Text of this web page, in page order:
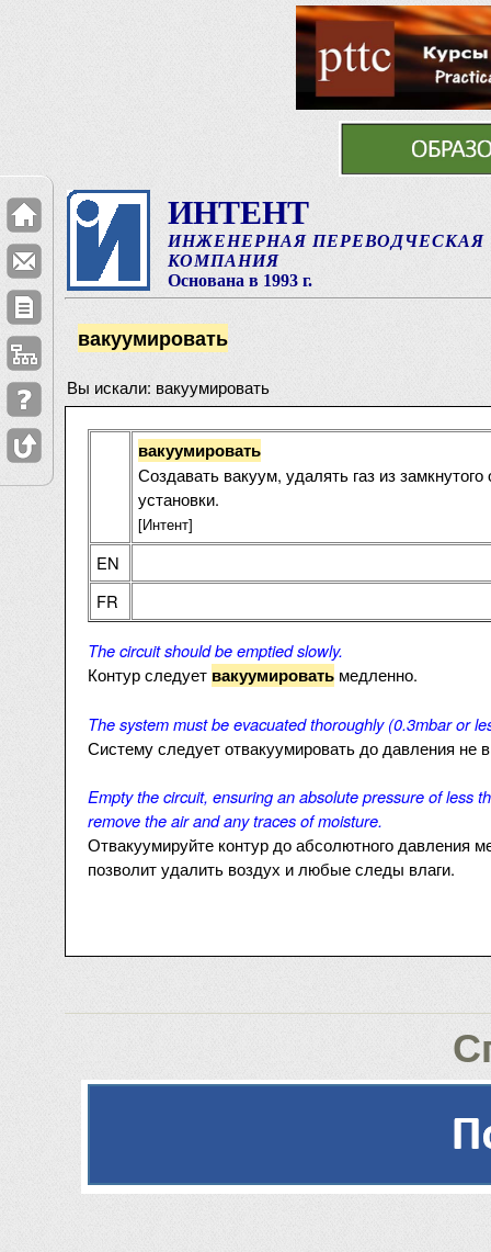
ИНТЕНТ
ИНЖЕНЕРНАЯ ПЕРЕВОДЧЕСКАЯ
КОМПАНИЯ
Основана в 1993 г.
вакуумировать
Вы искали: вакуумировать
вакуумировать
Создавать вакуум, удалять газ из
установки.
[Интент]
EN
FR
The circuit should be emptied slowly.
Контур следует вакуумироватьмедленно.
The system must be evacuated thoroughly (0.3mbar or
Систему следует отвакуумировать до давления не
Empty the circuit, ensuring an absolute pressure of less
remove the air and any traces of moisture.
Отвакуумируйте контур до абсолютного давления
позволит удалить воздух и любые следы влаги.